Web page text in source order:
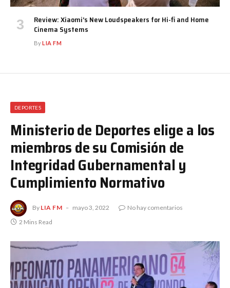
Review: Xiaomi’s New Loudspeakers for Hi-fi and Home
Cinema Systems
ByLIA FM
DEPORTES
Ministerio de Deportes elige a los
miembros de su Comisión de
Integridad Gubernamental y
Cumplimiento Normativo
By LIA FM mayo 3, 2022
No hay comentarios
2 Mins Read